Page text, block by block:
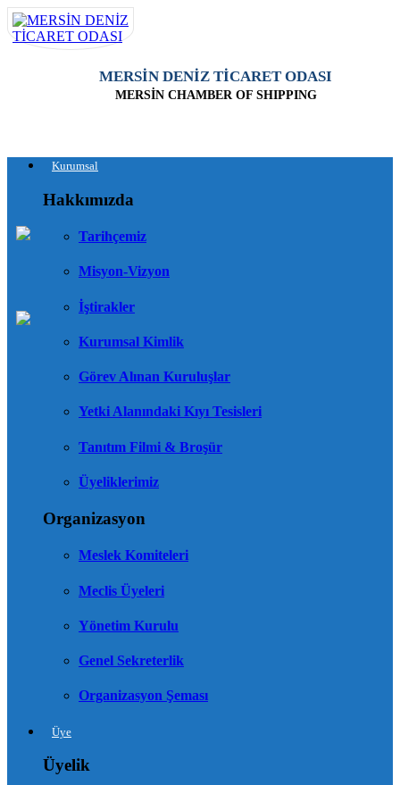
MERSİN DENİZ TİCARET ODASI
MERSİN CHAMBER OF SHIPPING
Kurumsal
Hakkımızda
Tarihçemiz
Misyon-Vizyon
İştirakler
Kurumsal Kimlik
Görev Alınan Kuruluşlar
Yetki Alanındaki Kıyı Tesisleri
Tanıtım Filmi & Broşür
Üyeliklerimiz
Organizasyon
Meslek Komiteleri
Meclis Üyeleri
Yönetim Kurulu
Genel Sekreterlik
Organizasyon Şeması
Üye
Üyelik